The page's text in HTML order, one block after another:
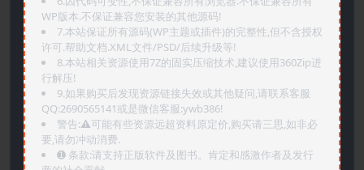
WP版本.不保证兼容您安装的其他源码!
7.本站保证所有源码(WP主题或插件)的完整性,但不含授权
许可.帮助文档.XML文件/PSD/后续升级等!
8.本站相关资源使用7Z的固实压缩技术,建议使用360Zip进
行解压!
9.如果购买后发现资源链接失效或其他疑问,请联系客服
QQ:2690565141或是微信客服:ywb386!
警告:⚠️可能有些资源远超资料原定价,购买请三思,如非必
要,请勿冲动消费.
➊️ 条款:请支持正版软件及图书。肯定和感激作者及发行